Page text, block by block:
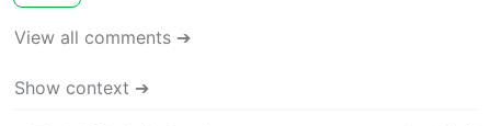
View all comments ➔
Show context ➔